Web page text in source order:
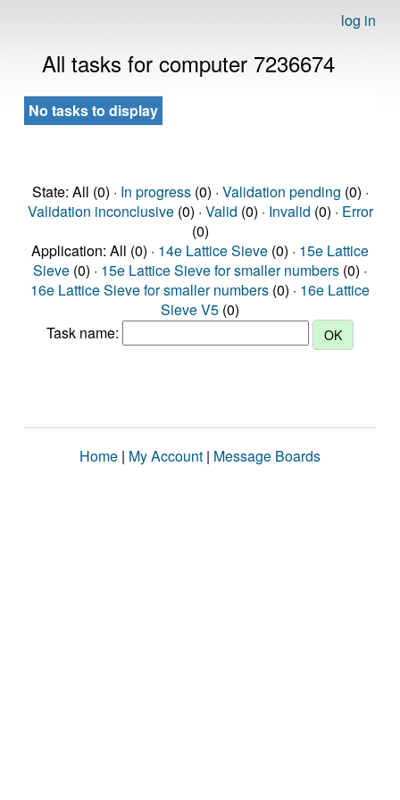
log in
All tasks for computer 7236674
No tasks to display
State: All (0) · In progress(0) · Validation pending (0) ·
Validation inconclusive(0) · Valid (0) · Invalid (0) · Error
(0)
Application: All (0) · 14e Lattice Sieve (0) · 15e Lattice
Sieve (0) · 15e Lattice Sieve for smaller numbers (0) ·
16e Lattice Sieve for smaller numbers (0) · 16e Lattice
Sieve V5 (0)
Task name:
Home | My Account | Message Boards